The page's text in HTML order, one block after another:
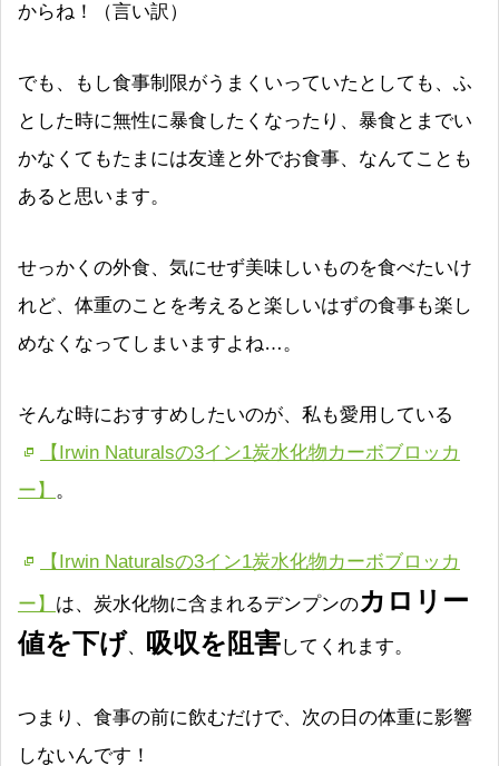
からね！（言い訳）
でも、もし食事制限がうまくいっていたとしても、ふ
とした時に無性に暴食したくなったり、暴食とまでい
かなくてもたまには友達と外でお食事、なんてことも
あると思います。
せっかくの外食、気にせず美味しいものを食べたいけ
れど、体重のことを考えると楽しいはずの食事も楽し
めなくなってしまいますよね…。
そんな時におすすめしたいのが、私も愛用している
【Irwin Naturalsの3イン1炭水化物カーボブロッカ
ー】 。
【Irwin Naturalsの3イン1炭水化物カーボブロッカ
ー】 は、炭水化物に含まれるデンプンのカロリー
値を下げ、 吸収を阻害してくれます。
つまり、食事の前に飲むだけで、次の日の体重に影響
しないんです！